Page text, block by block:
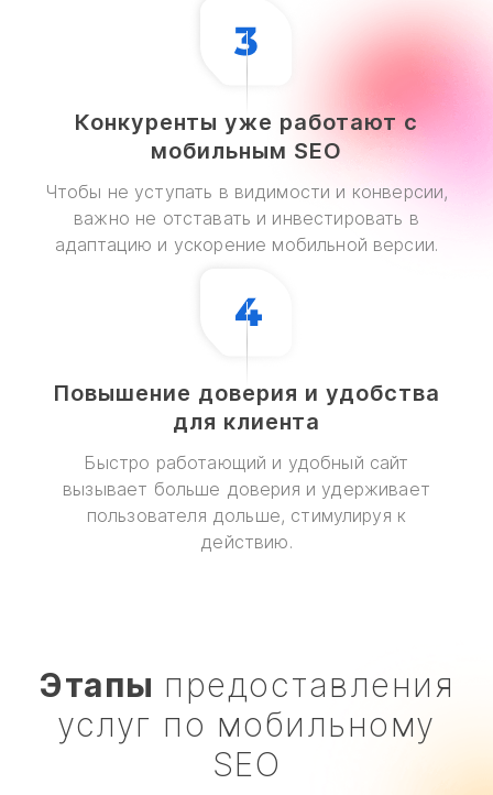
Конкуренты уже работают с
мобильным SEO
Чтобы не уступать в видимости и конверсии,
важно не отставать и инвестировать в
адаптацию и ускорение мобильной версии.
Повышение доверия и удобства
для клиента
Быстро работающий и удобный сайт
вызывает больше доверия и удерживает
пользователя дольше, стимулируя к
действию.
Этапы предоставления
услуг по мобильному
SEO